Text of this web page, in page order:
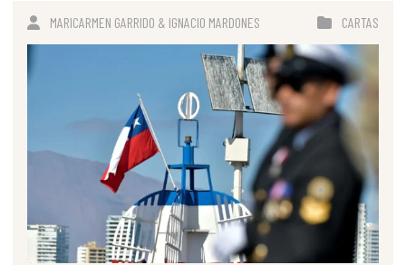
MARICARMEN GARRIDO & IGNACIO MARDONES CARTAS